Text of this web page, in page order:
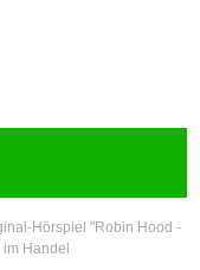
Hörspiel "Robin Hood -
Handel